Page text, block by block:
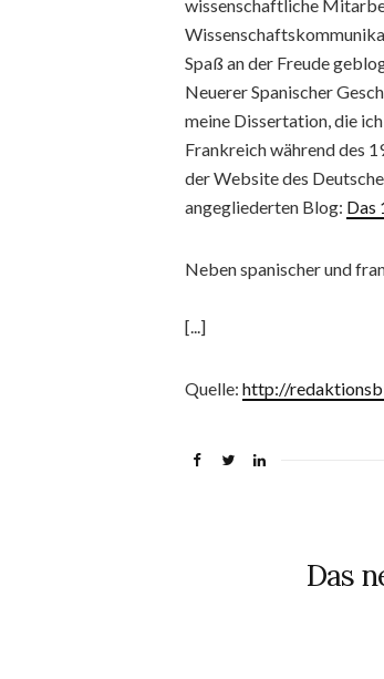
wissenschaftliche
Spaß an der Freude
Neuerer Spanischer
meine Dissertation, die
Frankreich während des
der Website des
angegliederten Blog: Das
Neben spanischer und
[...]
Quelle: http://
Das